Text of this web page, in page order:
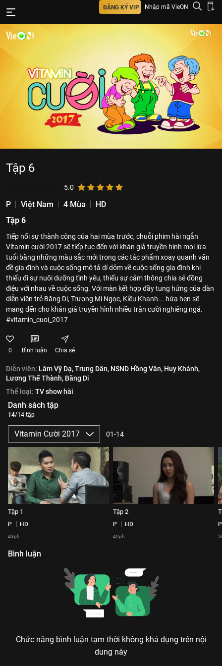
ĐĂNG KÝ VIP Nhập mã VieON
Tập 6
5.0
P Việt Nam 4 Mùa
HD
Tập 6
Tiếp nối sự thành công của hai mùa trước, chuỗi phim hài ngắn
Vitamin cười 2017 sẽ tiếp tục đến với khán giả truyền hình mọi lứa
tuổi bằng những màu sắc mới trong các tác phẩm xoay quanh vấn
đề gia đình và cuộc sống mô tả dí dỏm về cuộc sống gia đình khi
thiếu đi sự nuôi dưỡng tình yêu, thiếu sự cảm thông chia sẻ đồng
điệu với nhau về cuộc sống. Với màn kết hợp đầy tung hứng của dàn
diễn viên trẻ Băng Di, Trương Mi Ngọc, Kiều Khanh... hứa hẹn sẽ
mang đến cho khán giả truyền hình nhiều trận cười nghiêng ngả.
#vitamin_cuoi_2017
0 Bình luận Chia sẻ
Diễn viên: Lâm Vỹ Dạ,Trung Dân, NSND Hồng Vân, Huy Khánh,
Lương Thế Thành, Băng Di
Thể loại: TV show hài
Danh sách tập
14/14 tập
Vitamin Cười 2017 01-14
Tập 1
P HD
43ph
Tập 2
P HD
42ph
P
Bình luận
Chức năng bình luận tạm thời không khả dụng trên nội
dung này